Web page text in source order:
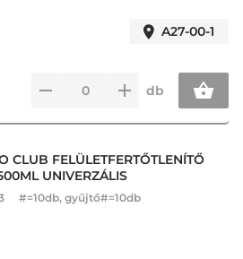
A27-00-1
db
CLUB FELÜLETFERTŐTLENÍTŐ
UNIVERZÁLIS
#=10db, gyűjtő#=10db